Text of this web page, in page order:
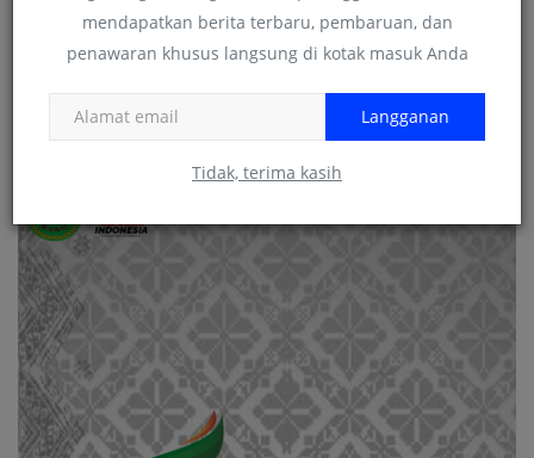
mendapatkan berita terbaru, pembaruan, dan
penawaran khusus langsung di kotak masuk Anda
Langganan
Tidak, terima kasih